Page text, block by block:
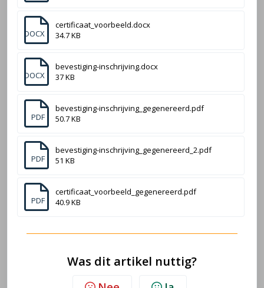
DOCX
certificaat_voorbeeld.docx
34.7 KB
DOCX
bevestiging-inschrijving.docx
37 KB
PDF
bevestiging-inschrijving_gegenereerd.pdf
50.7 KB
PDF
bevestiging-inschrijving_gegenereerd_2.pdf
51 KB
PDF
certificaat_voorbeeld_gegenereerd.pdf
40.9 KB
Was dit artikel nuttig?